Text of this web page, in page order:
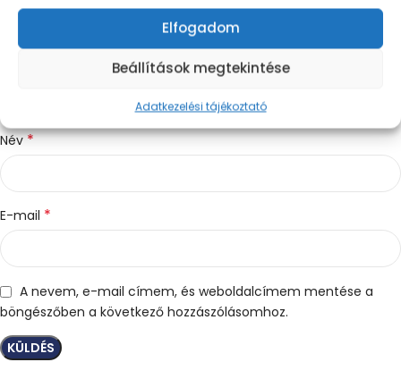
Elfogadom
Beállítások megtekintése
Adatkezelési tájékoztató
Név*
E-mail *
A nevem, e-mail címem, és weboldalcímem mentése a
böngészőben a következő hozzászólásomhoz.